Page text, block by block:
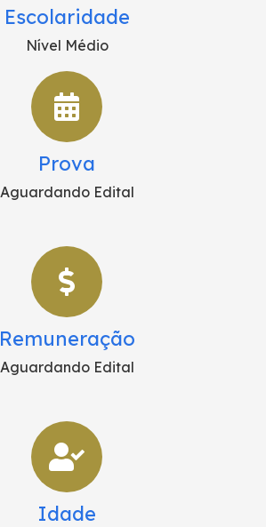
Escolaridade
Nível Médio
Prova
Aguardando Edital
Remuneração
Aguardando Edital
Idade